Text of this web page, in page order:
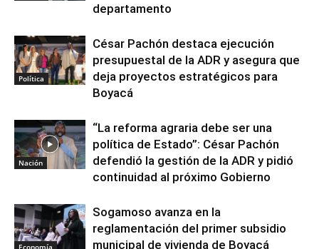
departamento
Política
César Pachón destaca ejecución
presupuestal de la ADR y asegura que
deja proyectos estratégicos para
Boyacá
Nación
“La reforma agraria debe ser una
política de Estado”: César Pachón
defendió la gestión de la ADR y pidió
continuidad al próximo Gobierno
Economía
Sogamoso avanza en la
reglamentación del primer subsidio
municipal de vivienda de Boyacá